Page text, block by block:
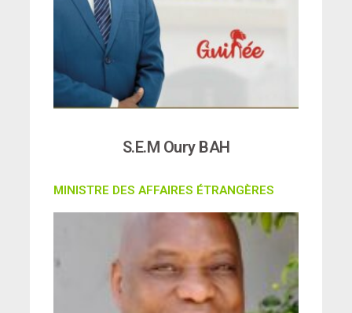
S.E.M Oury BAH
MINISTRE DES AFFAIRES ÉTRANGÈRES